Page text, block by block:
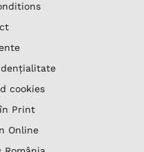
cookies
Print
Online